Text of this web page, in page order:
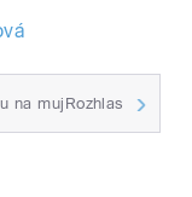
na mujRozhlas